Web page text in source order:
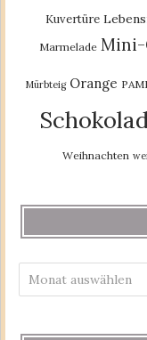
Kuvertüre
Marmelade Mini-
Mürbteig Orange
Weihnachten